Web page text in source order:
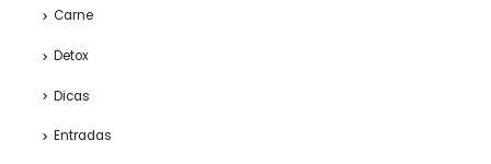
Carne
Detox
Dicas
Entradas